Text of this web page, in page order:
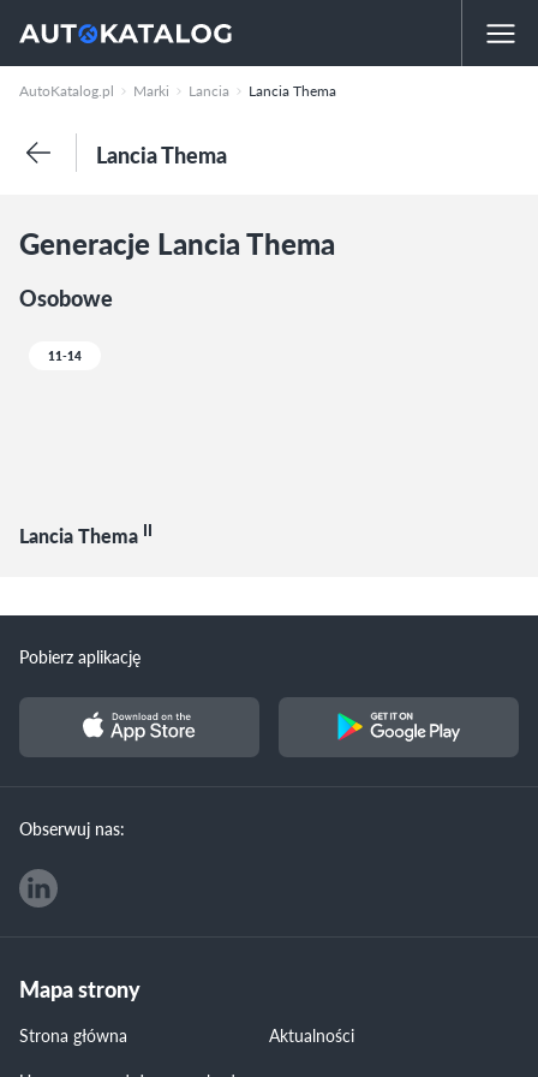
AutoKatalog.pl Marki Lancia Lancia Thema
Lancia Thema
Generacje Lancia Thema
Osobowe
11-14
Lancia Thema II
Pobierz aplikację
Obserwuj nas:
Mapa strony
Strona główna
Aktualności